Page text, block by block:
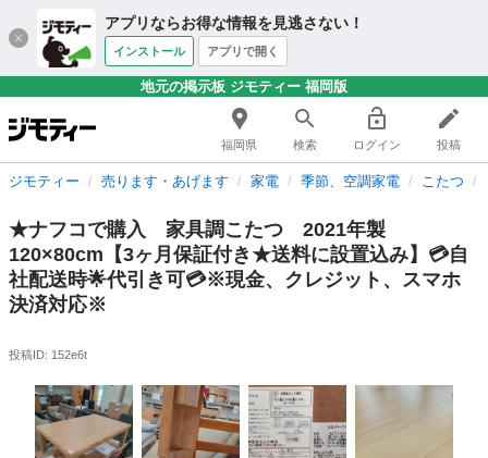
アプリならお得な情報を見逃さない！
インストール アプリで開く
地元の掲示板 ジモティー 福岡版
福岡県 検索 ログイン 投稿
ジモティー 売ります・あげます 家電 季節、空調家電 こたつ
★ナフコで購入 家具調こたつ 2021年製
120×80cm【3ヶ月保証付き★送料に設置込み】💳自
社配送時🌟代引き可💳※現金、クレジット、スマホ
決済対応※
投稿ID: 152e6t